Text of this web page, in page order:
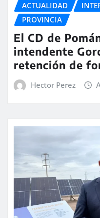
ACTUALIDAD
PROVINCIA
El CD de
intendente
retención de
Hector Perez